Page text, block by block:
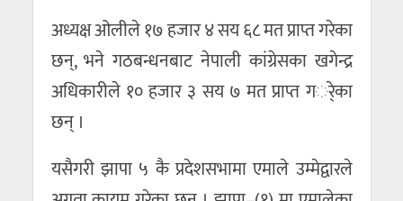
अध्यक्ष ओलीले १७ हजार ४ सय ६८ मत प्राप्त गरेका
छन्, भने गठबन्धनबाट नेपाली कांग्रेसका खगेन्द्र
अधिकारीले १० हजार ३ सय ७ मत प्राप्त गर्ेका
छन् ।
यसैगरी झापा ५ कै प्रदेशसभामा एमाले उम्मेद्वारले